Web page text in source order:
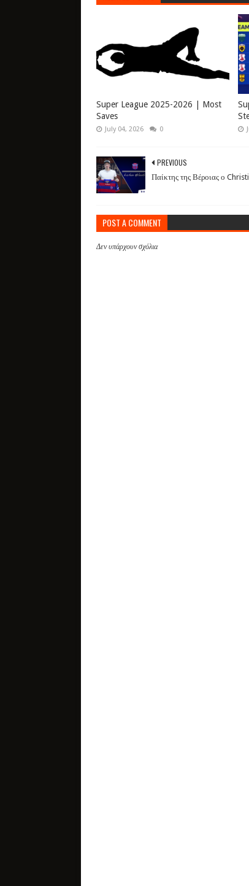
Super League 2025-2026 | Most
Saves
July 04, 2026 0
PREVIOUS
Παίκτης της Βέροιας ο
POST A COMMENT
Δεν υπάρχουν σχόλια